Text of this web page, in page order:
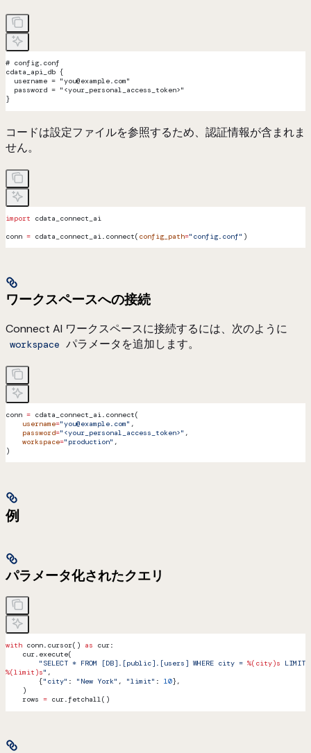
# config.conf
cdata_api_db {
  username = "you@example.com"
  password = "<your_personal_access_token>"
}
コードは設定ファイルを参照するため、認証情報が含まれま
せん。
import cdata_connect_ai
conn = cdata_connect_ai.connect( config_path="config.conf" )
ワークスペースへの接続
Connect AI ワークスペースに接続するには、次のように
workspace パラメータを追加します。
conn = cdata_connect_ai.connect(
    username
="you@example.com" ,
    password
="<your_personal_access_token>" ,
    workspace
="production" ,
)
例
パラメータ化されたクエリ
with conn.cursor() as cur:
    cur.execute(
        "SELECT * FROM [DB].[public].[users] WHERE city =
%(city)s
%(limit)s" ,
        {
"city" : "New York" , "limit" : 10},
    )
    rows
= cur.fetchall()